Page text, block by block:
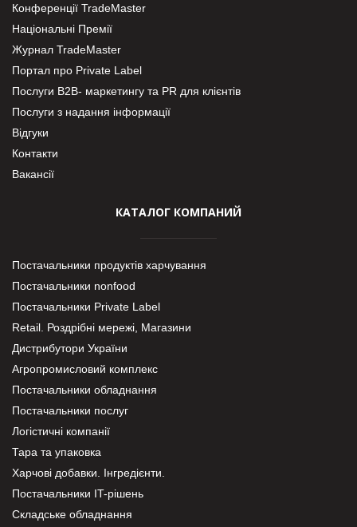
Конференції TradeMaster
Національні Премії
Журнал TradeMaster
Портал про Private Label
Послуги В2В- маркетингу та PR для клієнтів
Послуги з надання інформації
Відгуки
Контакти
Вакансії
КАТАЛОГ КОМПАНИЙ
Постачальники продуктів харчування
Постачальники nonfood
Постачальники Private Label
Retail. Роздрібні мережі, Магазини
Дистрибутори України
Агропромисловий комплекс
Постачальники обладнання
Постачальники послуг
Логістичні компанії
Тара та упаковка
Харчові добавки. Інгредієнти.
Постачальники IT-рішень
Складське обладнання